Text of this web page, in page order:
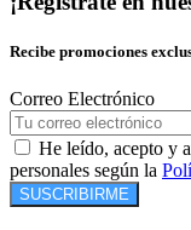
Recibe promociones
Correo Electrónico
He leído, acepto y
personales según la
SUSCRIBIRME